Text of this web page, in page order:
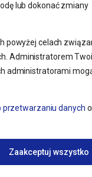
lub dokonać zmiany
powyżej celach
Administratorem
administratorami
przetwarzaniu danych
Zaakceptuj wszystko
użytkowników.
element
świecie.
stosowanie
zasad,
komunikacją